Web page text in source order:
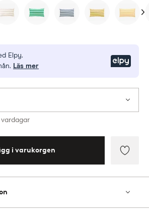
Elpy.
Läs mer
i varukorgen
till